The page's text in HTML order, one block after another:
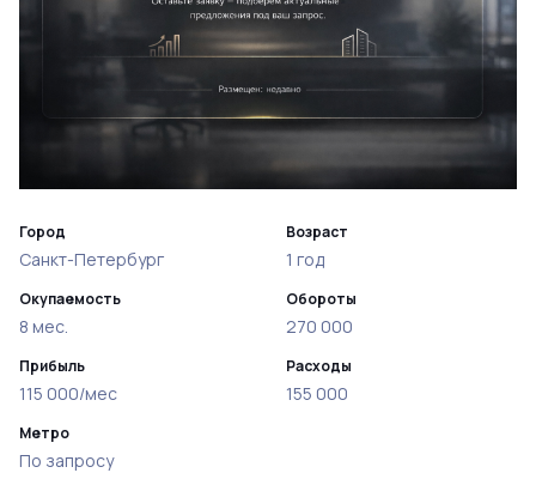
Город
Санкт-Петербург
Окупаемость
8 мес.
Прибыль
115 000/мес
Возраст
1 год
Обороты
270 000
Расходы
155 000
Метро
По запросу